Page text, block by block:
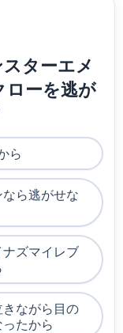
ターエメ
ローを逃が
ら
ら逃がせな
ズマイレブ
ながら目の
たから